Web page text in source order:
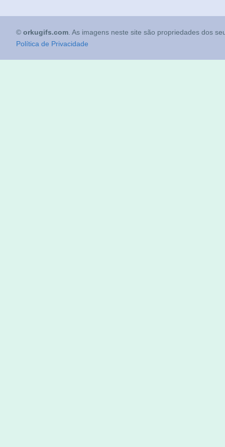
© orkugifs.com . As imagens neste site são propriedades dos
Política de Privacidade